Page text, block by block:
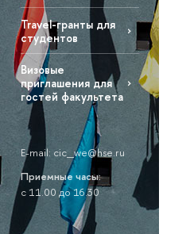
Travel-гранты для
студентов
Визовые
приглашения для
гостей факультета
E-mail: cic_we@hse.ru
Приемные часы:
с 11.00 до 16.30